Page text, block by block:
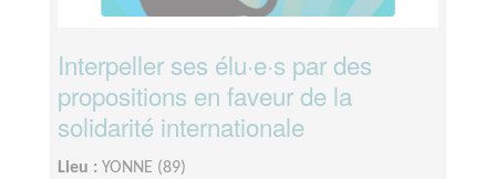
Interpeller ses élu·e·s par des
propositions en faveur de la
solidarité internationale
Lieu : YONNE (89)